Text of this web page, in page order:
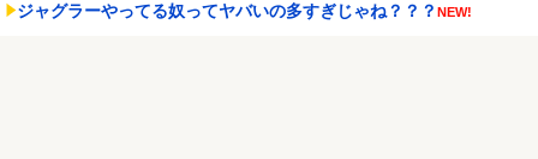
ジャグラーやってる奴ってヤバいの多すぎじゃね？？？ NEW!